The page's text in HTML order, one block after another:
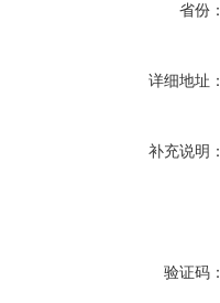
省份：
详细地址：
补充说明：
验证码：